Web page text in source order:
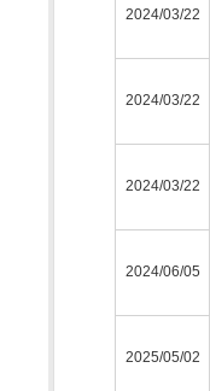
2024/03/22
2024/03/22
2024/03/22
2024/06/05
2025/05/02